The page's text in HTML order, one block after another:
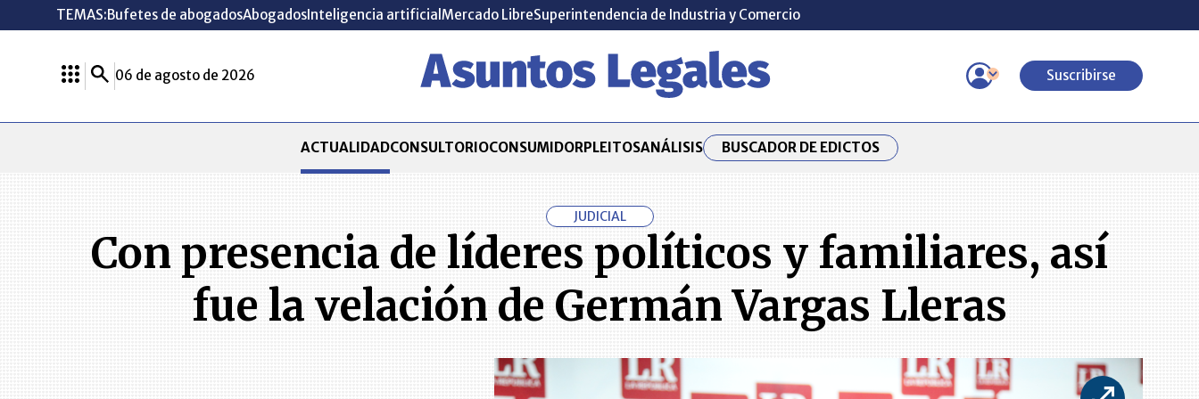
TEMAS:Bufetes de abogadosAbogadosInteligencia artificial Mercado LibreSuperintendencia de Industria y Comercio
06 de agosto de 2026 Suscribirse
ACTUALIDADCONSULTORIOCONSUMIDORPLEITOSANÁLISIS BUSCADOR DE EDICTOS
JUDICIAL
Con presencia de líderes políticos y familiares, así
fue la velación de Germán Vargas Lleras